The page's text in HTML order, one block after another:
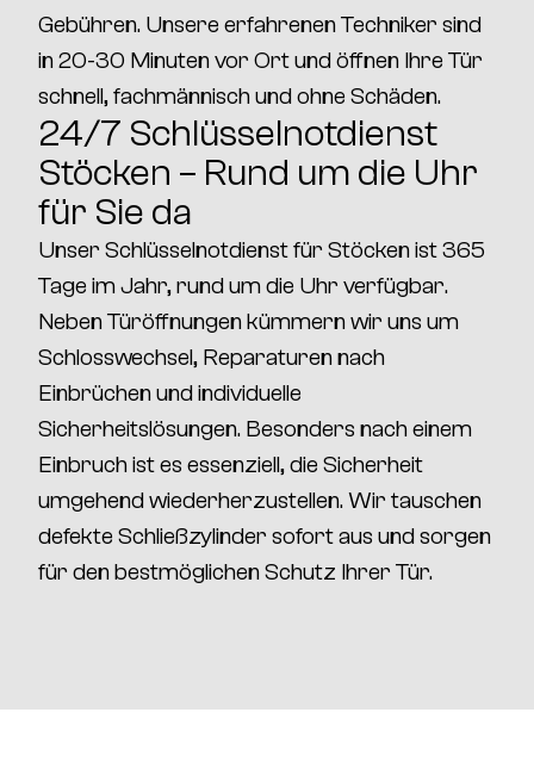
Gebühren. Unsere erfahrenen Techniker sind
in20-30 Minuten vor Ortund öffnen Ihre Tür
schnell, fachmännisch und ohne Schäden.
24/7 Schlüsselnotdienst
Stöcken – Rund um die Uhr
für Sie da
Unser Schlüsselnotdienst für Stöckenist365
Tage im Jahr, rund um die Uhr verfügbar.
Neben Türöffnungen kümmern wir uns um
Schlosswechsel, Reparaturen nach
Einbrüchen und individuelle
Sicherheitslösungen. Besonders nach einem
Einbruch ist es essenziell, die Sicherheit
umgehend wiederherzustellen. Wir tauschen
defekte Schließzylinder sofort aus und sorgen
für den bestmöglichen Schutz Ihrer Tür.